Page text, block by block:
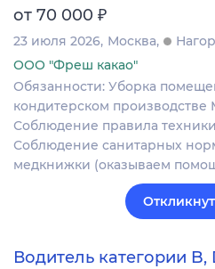
от 70 000 ₽
23 июля 2026 Москва
ООО "Фреш какао"
Обязанности: Уборка
кондитерском
Соблюдение правила
Соблюдение санитарных
медкнижки (оказываем
Водитель категории B,